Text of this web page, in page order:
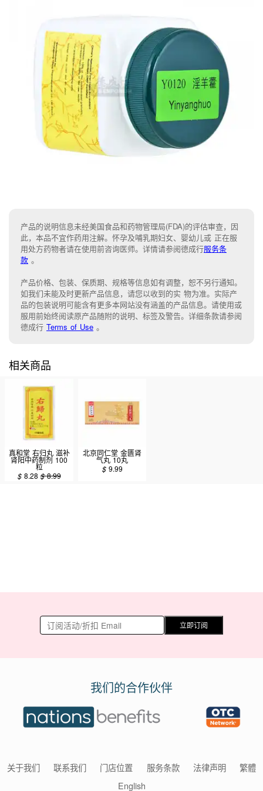
产品的说明信息未经美国食品和药物管理局(FDA)的评估审查，因
此，本品不宜作药用注解。怀孕及哺乳期妇女、婴幼儿或 正在服
用处方药物者请在使用前咨询医师。详情请参阅德成行服务条
款 。
产品价格、包装、保质期、规格等信息如有调整，恕不另行通知。
如我们未能及时更新产品信息， 请您以收到的实 物为准。 实际产
品的包装说明可能含有更多本网站没有涵盖的产品信息。请使用或
服用前始终阅读原产品随附的说明、 标签及警告。 详细条款请参阅
德成行 Terms of Use 。
相关商品
真和堂 右归丸 滋补
肾阳中药制剂 100
粒
$ 8.28 $8.99
北京同仁堂 金匮肾
气丸 10丸
$ 9.99
立即订阅
我们的合作伙伴
关于我们 联系我们 门店位置 服务条款 法律声明
繁體
English